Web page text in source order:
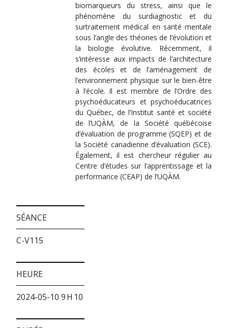
biomarqueurs du stress, ainsi que le
phénomène du surdiagnostic et du
surtraitement médical en santé mentale
sous l’angle des théories de l’évolution et
la biologie évolutive. Récemment, il
s’intéresse aux impacts de l’architecture
des écoles et de l’aménagement de
l’environnement physique sur le bien-être
à l’école. Il est membre de l’Ordre des
psychoéducateurs et psychoéducatrices
du Québec, de l’Institut santé et société
de l’UQÀM, de la Société québécoise
d’évaluation de programme (SQEP) et de
la Société canadienne d’évaluation (SCE).
Également, il est chercheur régulier au
Centre d’études sur l’apprentissage et la
performance (CEAP) de l’UQÀM.
SÉANCE
C-V115
HEURE
2024-05-10 9 H 10